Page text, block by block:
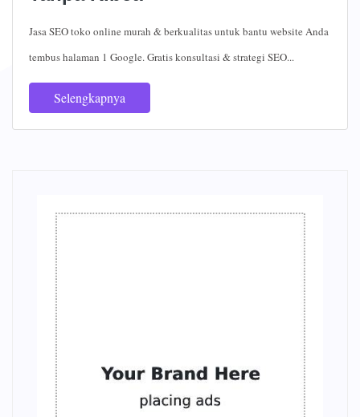
Jasa SEO toko online murah & berkualitas untuk bantu website Anda
tembus halaman 1 Google. Gratis konsultasi & strategi SEO...
Selengkapnya